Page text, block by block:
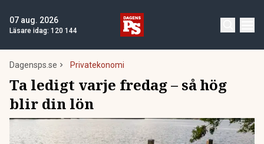
07 aug. 2026
Läsare idag: 120 144
Dagensps.se Privatekonomi
Ta ledigt varje fredag – så hög
blir din lön